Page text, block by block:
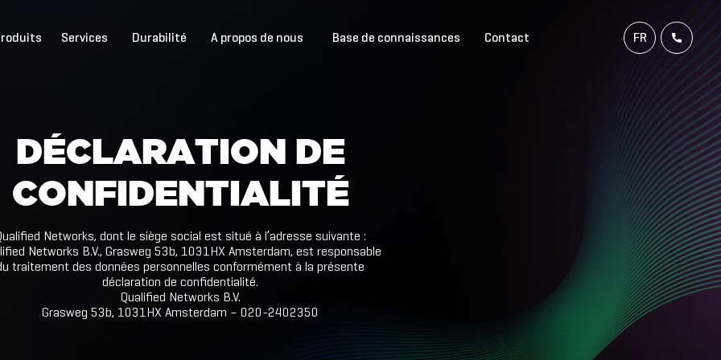
Services Durabilité A propos de nous Base de connaissances
Contact
FR
D ÉCLARAT O N D E
CO N FI D EN T IALI T É
Networks, dont le siège social est situé à l’adresse suivante :
Networks B.V., Grasweg 53b, 1031HX Amsterdam, est responsable
traitement des données personnelles conformément à la présente
déclaration de confidentialité.
Qualified Networks B.V.
Grasweg 53b, 1031HX Amsterdam – 020-2402350